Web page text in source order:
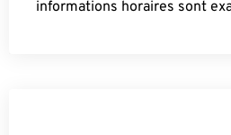
informations horaires sont